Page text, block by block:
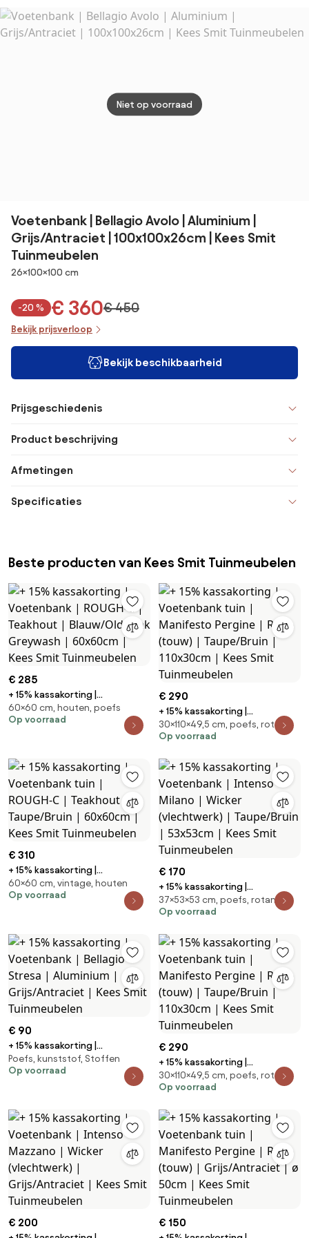
Niet op voorraad
Voetenbank | Bellagio Avolo | Aluminium |
Grijs/Antraciet | 100x100x26cm | Kees Smit
Tuinmeubelen
Afmetingen
26×100×100 cm
-20 % € 360€ 450
Bekijk prijsverloop
Bekijk beschikbaarheid
Prijsgeschiedenis
Product beschrijving
Afmetingen
Specificaties
Beste producten van Kees Smit Tuinmeubelen
€ 285
+ 15% kassakorting |
Voetenbank | ROUGH-C |
Teakhout | Blauw/Old Teak
Greywash | 60x60cm | Kees
60×60 cm, houten, poefs
Op voorraad
€ 290
+ 15% kassakorting |
Voetenbank tuin | Manifesto
Pergine | Rope (touw) |
Smit Tuinmeubelen
30×110×49,5 cm, poefs, rotan
Op voorraad
€ 310
+ 15% kassakorting |
Voetenbank tuin | ROUGH-C |
Teakhout | Taupe/Bruin |
60×60 cm, vintage, houten
Op voorraad
€ 170
+ 15% kassakorting |
Voetenbank | Intenso Milano |
Wicker (vlechtwerk) |
Smit Tuinmeubelen
37×53×53 cm, poefs, rotan
Op voorraad
€ 90
+ 15% kassakorting |
Voetenbank | Bellagio Stresa |
Aluminium | Grijs/Antraciet |
Poefs, kunststof, Stoffen
Op voorraad
€ 290
+ 15% kassakorting |
Voetenbank tuin | Manifesto
Pergine | Rope (touw) |
Smit Tuinmeubelen
30×110×49,5 cm, poefs, rotan
Op voorraad
€ 200 € 150